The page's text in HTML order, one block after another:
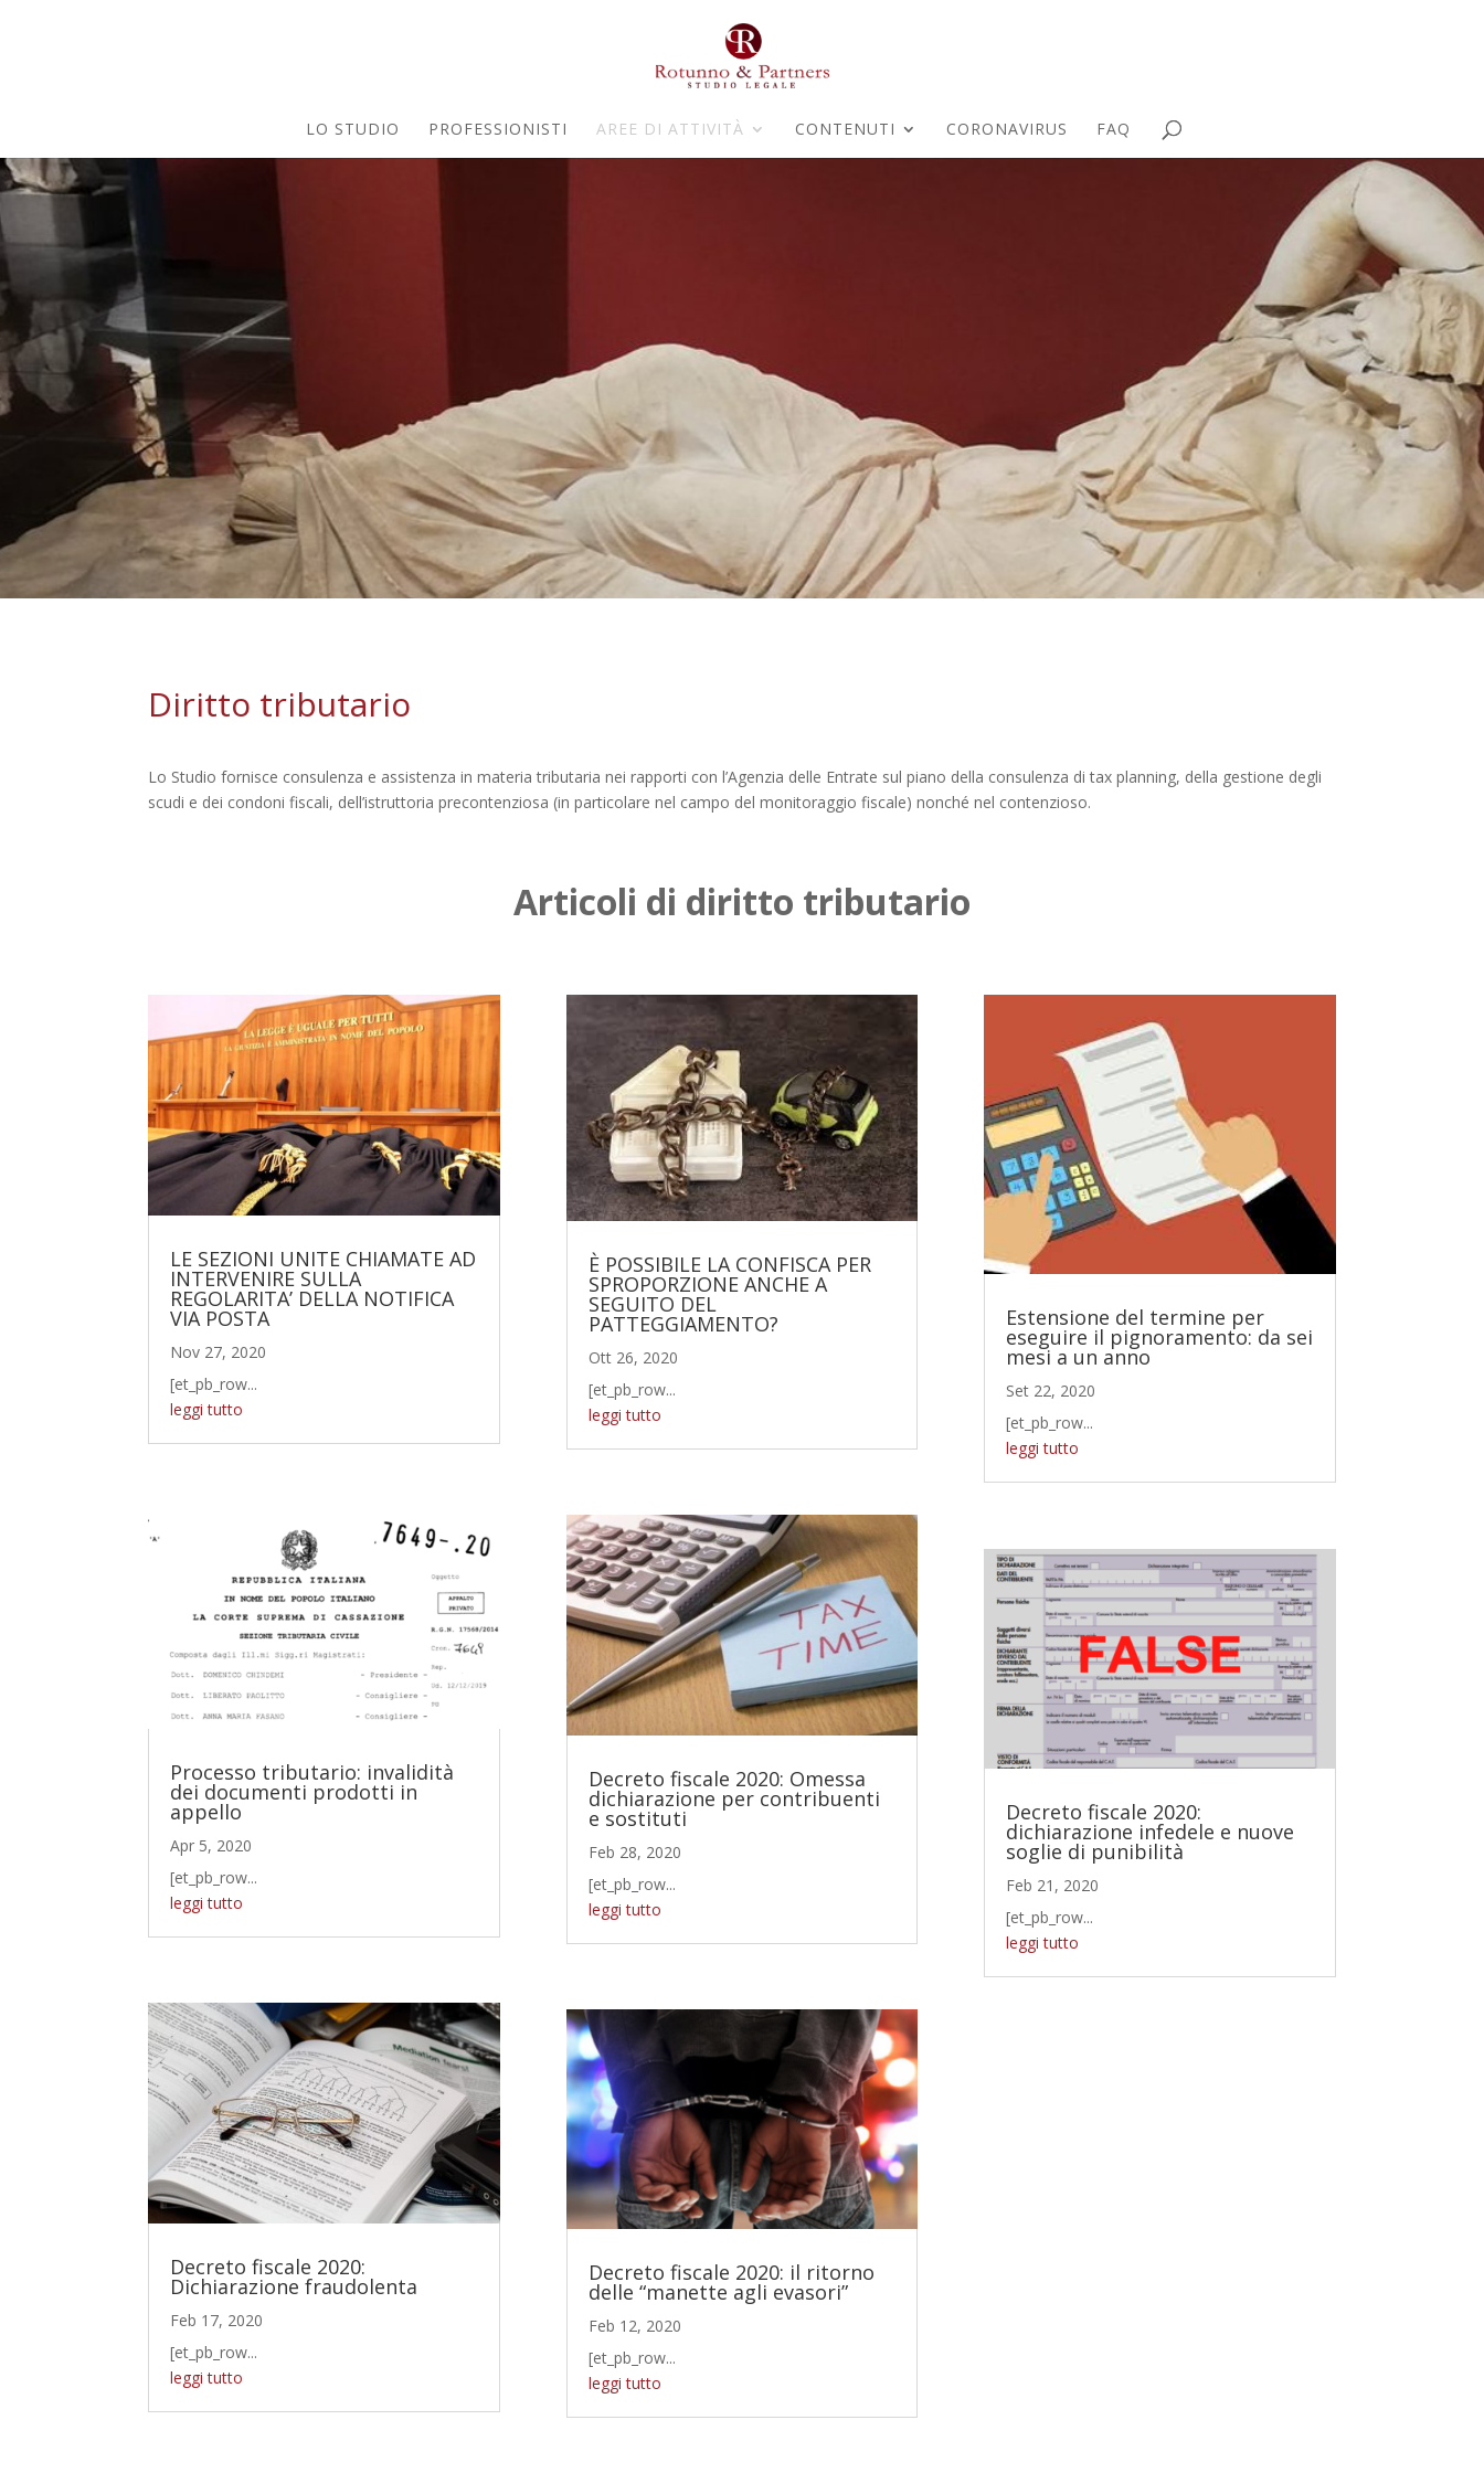
LO STUDIO PROFESSIONISTI AREE DI ATTIVITÀ CONTENUTI CORONAVIRUS FAQ
Diritto tributario
Lo Studio fornisce consulenza e assistenza in materia tributaria nei rapporti con l’Agenzia delle Entrate sul piano della consulenza di tax planning, della gestione degli
scudi e dei condoni fiscali, dell’istruttoria precontenziosa (in particolare nel campo del monitoraggio fiscale) nonché nel contenzioso.
Articoli di diritto tributario
LE SEZIONI UNITE CHIAMATE AD
INTERVENIRE SULLA
REGOLARITA’ DELLA NOTIFICA
VIA POSTA
Nov 27, 2020
[et_pb_row...
leggi tutto
Processo tributario: invalidità
dei documenti prodotti in
appello
Apr 5, 2020
[et_pb_row...
leggi tutto
Decreto fiscale 2020:
Dichiarazione fraudolenta
Feb 17, 2020
[et_pb_row...
leggi tutto
È POSSIBILE LA CONFISCA PER
SPROPORZIONE ANCHE A
SEGUITO DEL
PATTEGGIAMENTO?
Ott 26, 2020
[et_pb_row...
leggi tutto
Decreto fiscale 2020: Omessa
dichiarazione per contribuenti
e sostituti
Feb 28, 2020
[et_pb_row...
leggi tutto
Decreto fiscale 2020: il ritorno
delle “manette agli evasori”
Feb 12, 2020
[et_pb_row...
leggi tutto
Estensione del termine per
eseguire il pignoramento: da sei
mesi a un anno
Set 22, 2020
[et_pb_row...
leggi tutto
Decreto fiscale 2020:
dichiarazione infedele e nuove
soglie di punibilità
Feb 21, 2020
[et_pb_row...
leggi tutto